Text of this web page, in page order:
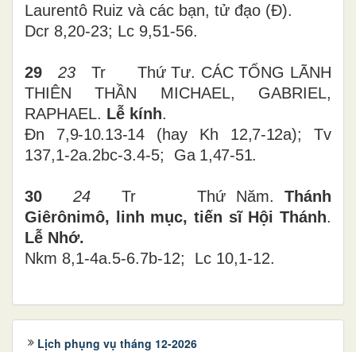
Laurentô Ruiz và các bạn, tử đạo (Đ).
Dcr 8,20-23; Lc 9,51-56.
29 23Tr Thứ Tư. CÁC TỔNG LÃNH
THIÊN THẦN MICHAEL, GABRIEL,
RAPHAEL. Lễ kính.
Đn 7,9-10.13-14 (hay Kh 12,7-12a); Tv
137,1-2a.2bc-3.4-5; Ga 1,47-51.
30 24 Tr Thứ Năm. Thánh
Giêrônimô, linh mục, tiến sĩ Hội Thánh.
Lễ Nhớ.
Nkm 8,1-4a.5-6.7b-12; Lc 10,1-12.
Lịch phụng vụ tháng 12-2026